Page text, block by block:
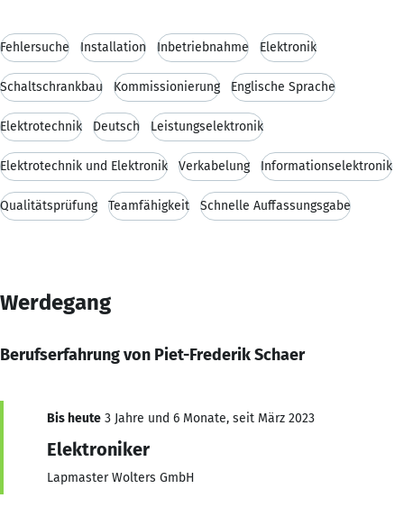
Fehlersuche Installation Inbetriebnahme Elektronik
Schaltschrankbau Kommissionierung Englische Sprache
Elektrotechnik Deutsch Leistungselektronik
Elektrotechnik und Elektronik Verkabelung Informationselektronik
Qualitätsprüfung Teamfähigkeit Schnelle Auffassungsgabe
Werdegang
Berufserfahrung von Piet-Frederik Schaer
Bis heute 3 Jahre und 6 Monate, seit März 2023
Elektroniker
Lapmaster Wolters GmbH